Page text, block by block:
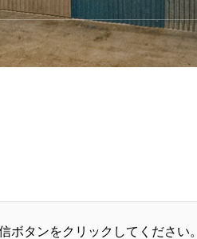
ボタンをクリックしてください。